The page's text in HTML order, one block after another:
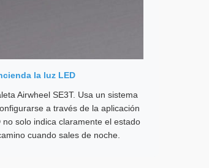
la luz LED
Airwheel SE3T. Usa un sistema
a través de la aplicación
solo indica claramente el estado
cuando sales de noche.